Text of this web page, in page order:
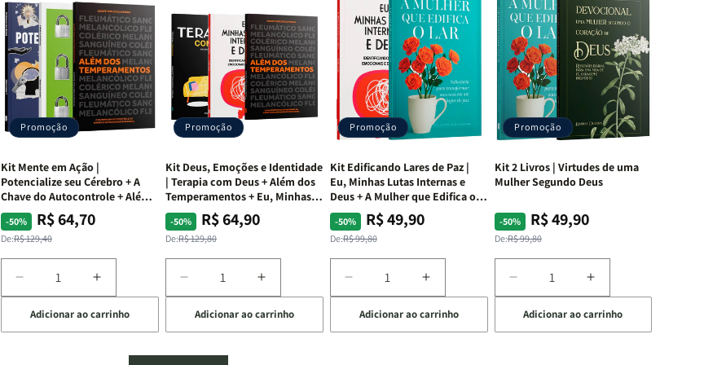
Promoção
Kit Mente em Ação |
Potencialize seu Cérebro + A
Chave do Autocontrole + Além
dos Temperamentos
-50%
Preço
normal
De:R$ 129,40
Preço
promocional
R$ 64,70
Diminuir
a
quantidade
de
Aumentar
a
quantidade
de
Adicionar ao carrinho
Promoção
Kit Deus, Emoções e Identidade
| Terapia com Deus + Além dos
Temperamentos + Eu, Minhas
Feridas e Deus
-50%
Preço
normal
De:R$ 129,80
Preço
promocional
R$ 64,90
Diminuir
a
quantidade
de
Kit
Aumentar
a
quantidade
de
Adicionar ao carrinho
Promoção
Kit Edificando Lares de Paz |
Eu, Minhas Lutas Internas e
Deus + A Mulher que Edifica o
Lar
-50%
Preço
normal
De:R$ 99,80
Preço
promocional
R$ 49,90
Diminuir
a
quantidade
de
Aumentar
a
quantidade
de
Adicionar ao carrinho
Promoção
Kit 2 Livros | Virtudes de uma
Mulher Segundo Deus
-50%
Preço
normal
De:R$ 99,80
Preço
promocional
R$ 49,90
Diminuir
a
quantidade
de
Aumentar
a
quantidade
de
Adicionar ao carrinho